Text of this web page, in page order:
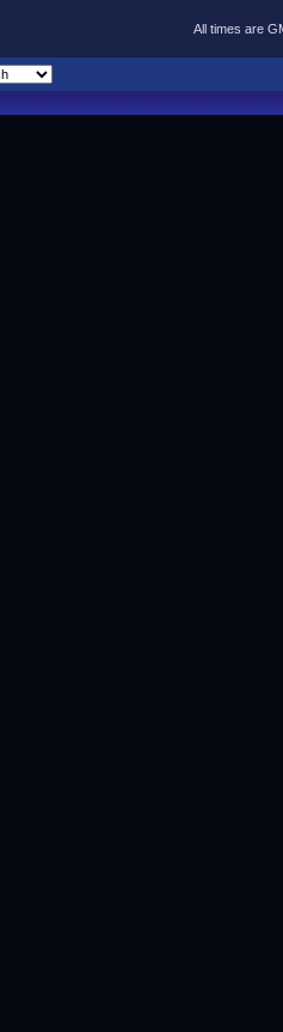
All times are